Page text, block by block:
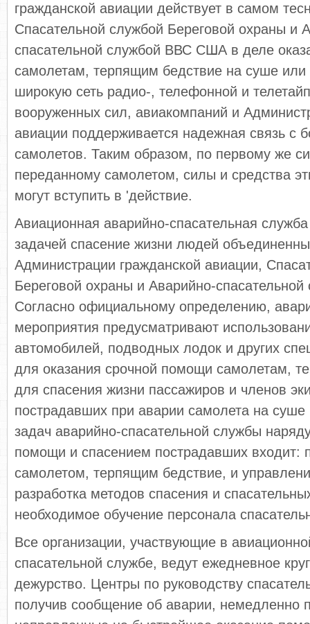
гражданской авиации действует в самом
Спасательной службой Береговой охраны и
спасательной службой ВВС США в деле
самолетам, терпящим бедствие на суше
широкую сеть радио-, телефонной и
вооруженных сил, авиакомпаний и
авиации поддерживается надежная связь с
самолетов. Таким образом, по первому же
переданному самолетом, силы и средства
могут вступить в 'действие.
Авиационная аварийно-спасательная
задачей спасение жизни людей
Администрации гражданской авиации,
Береговой охраны и Аварийно-
Согласно официальному определению,
мероприятия предусматривают
автомобилей, подводных лодок и других
для оказания срочной помощи самолетам,
для спасения жизни пассажиров и членов
пострадавших при аварии самолета на
задач аварийно-спасательной службы
помощи и спасением пострадавших входит:
самолетом, терпящим бедствие, и
разработка методов спасения и
необходимое обучение персонала
Все организации, участвующие в
спасательной службе, ведут ежедневное
дежурство. Центры по руководству
получив сообщение об аварии, немедленно